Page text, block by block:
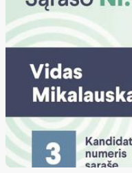
Varėnos krašto
pridūręs, jog turi „vilties,
bet panašu, jog
tiesiog nepavyko
pasistengė vis dėlto
„Atviru laišku
krašto bendruomenei“,